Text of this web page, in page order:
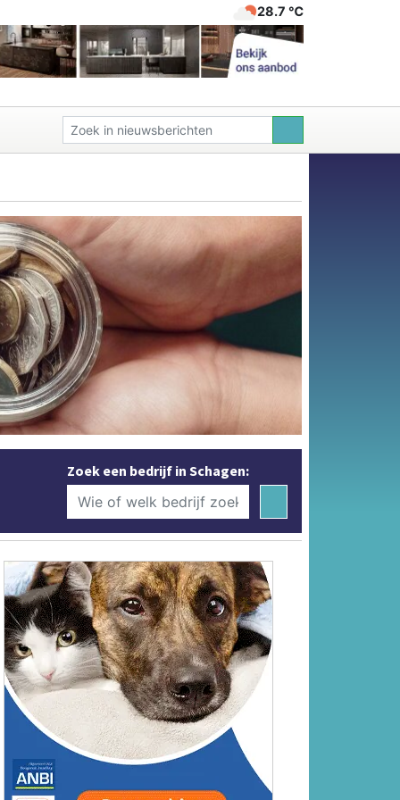
28.7 ℃
Zoek een bedrijf in Schagen: